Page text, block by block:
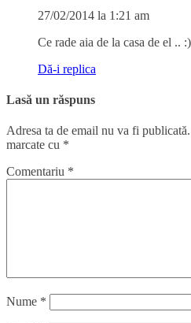
27/02/2014 la 1:21 am
Ce rade aia de la casa de el ..
Dă-i replica
Lasă un răspuns
Adresa ta de email nu va fi publicată.
marcate cu *
Comentariu *
Nume *